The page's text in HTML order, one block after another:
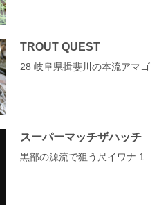
TROUT QUEST
28 岐阜県揖斐川の本流アマゴ
スーパーマッチザハッチ
黒部の源流で狙う尺イワナ 1